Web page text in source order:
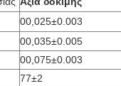
00,025±0.003
00,035±0.005
00,075±0.003
77±2